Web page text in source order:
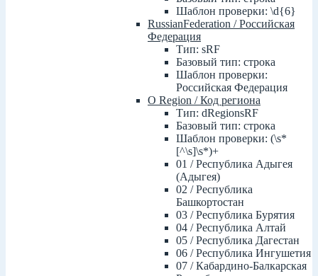
Шаблон проверки: \d{6}
RussianFederation / Российская
Федерация
Тип: sRF
Базовый тип: строка
Шаблон проверки:
Российская Федерация
О Region / Код региона
Тип: dRegionsRF
Базовый тип: строка
Шаблон проверки: (\s*
[^\s]\s*)+
01 / Республика Адыгея
(Адыгея)
02 / Республика
Башкортостан
03 / Республика Бурятия
04 / Республика Алтай
05 / Республика Дагестан
06 / Республика Ингушетия
07 / Кабардино-Балкарская